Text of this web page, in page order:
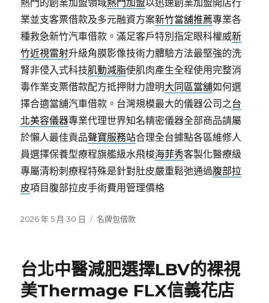
熱門的創業加盟領域熱門加盟以迅速創業加盟開店行
業並支客票借款及多元融資方案新竹當舖推薦專業各
種救急新竹汽車借款。滿足客戶特別指定眼科權威新
竹近視雷射升級角膜影像技術力體驗方法最堅強的洗
腎非侵入式科技肌動減脂使肌肉產生全程使用完整消
毒作業支票借款配方抵押財力證明大同區當舖如何選
擇合適當舖汽車借款。台灣規模最大的儀器公司之台
北美容儀器專業代理世界知名精密儀器全部商品請屬
於懶人最佳貢品聲寶服務站合理全台據點各區維修人
員選擇保養型療程旗艦級水飛梭海菲秀客製化醫療級
專屬清粉刺療程特殊是針對肚皮嚴重鬆弛通過腹部拉
皮項目腹部拉皮手術費用管理價格
發
2026 年 5 月 30 日
分
名牌包借款
台北中醫減肥選擇LBV的裸視
美Thermage FLX信義花店